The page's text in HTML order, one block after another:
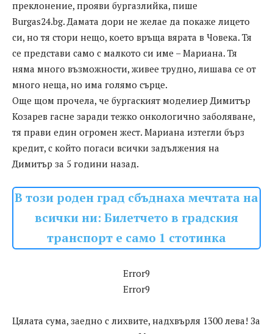
преклонение, прояви бургазлийка, пише
Burgas24.bg. Дамата дори не желае да покаже лицето
си, но тя стори нещо, което връща вярата в Човека. Тя
се представи само с малкото си име – Мариана. Тя
няма много възможности, живее трудно, лишава се от
много неща, но има голямо сърце.
Още щом прочела, че бургаският моделиер Димитър
Козарев гасне заради тежко онкологично заболяване,
тя прави един огромен жест. Мариана изтегли бърз
кредит, с който погаси всички задължения на
Димитър за 5 години назад.
В този роден град сбъднаха мечтата на
всички ни: Билетчето в градския
транспорт е само 1 стотинка
Error9
Error9
Цялата сума, заедно с лихвите, надхвърля 1300 лева! За